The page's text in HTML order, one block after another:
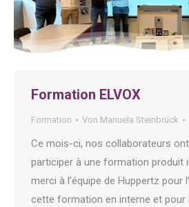
Formation ELVOX
Formation Von Manuela Steinbrück
Ce mois-ci, nos collaborateurs ont
participer à une formation produit
merci à l’équipe de Huppertz pour
cette formation en interne et pour